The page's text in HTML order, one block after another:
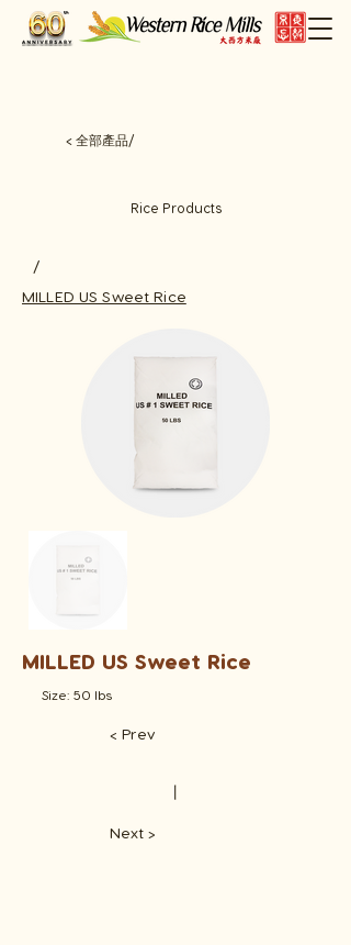
< 全部產品/
Rice Products
/
MILLED US Sweet Rice
MILLED US Sweet Rice
Size: 50 lbs
< Prev
​丨
Next >